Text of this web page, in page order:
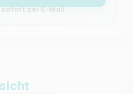
sofort per E-Mail